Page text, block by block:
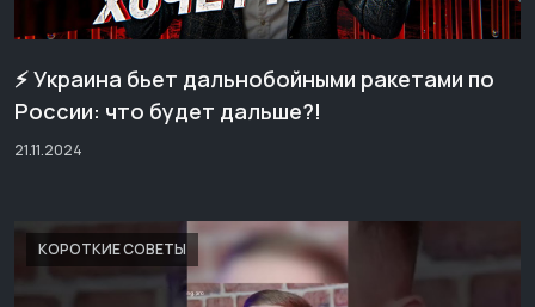
⚡️ Украина бьет дальнобойными ракетами по
России: что будет дальше?!
21.11.2024
КОРОТКИЕ СОВЕТЫ